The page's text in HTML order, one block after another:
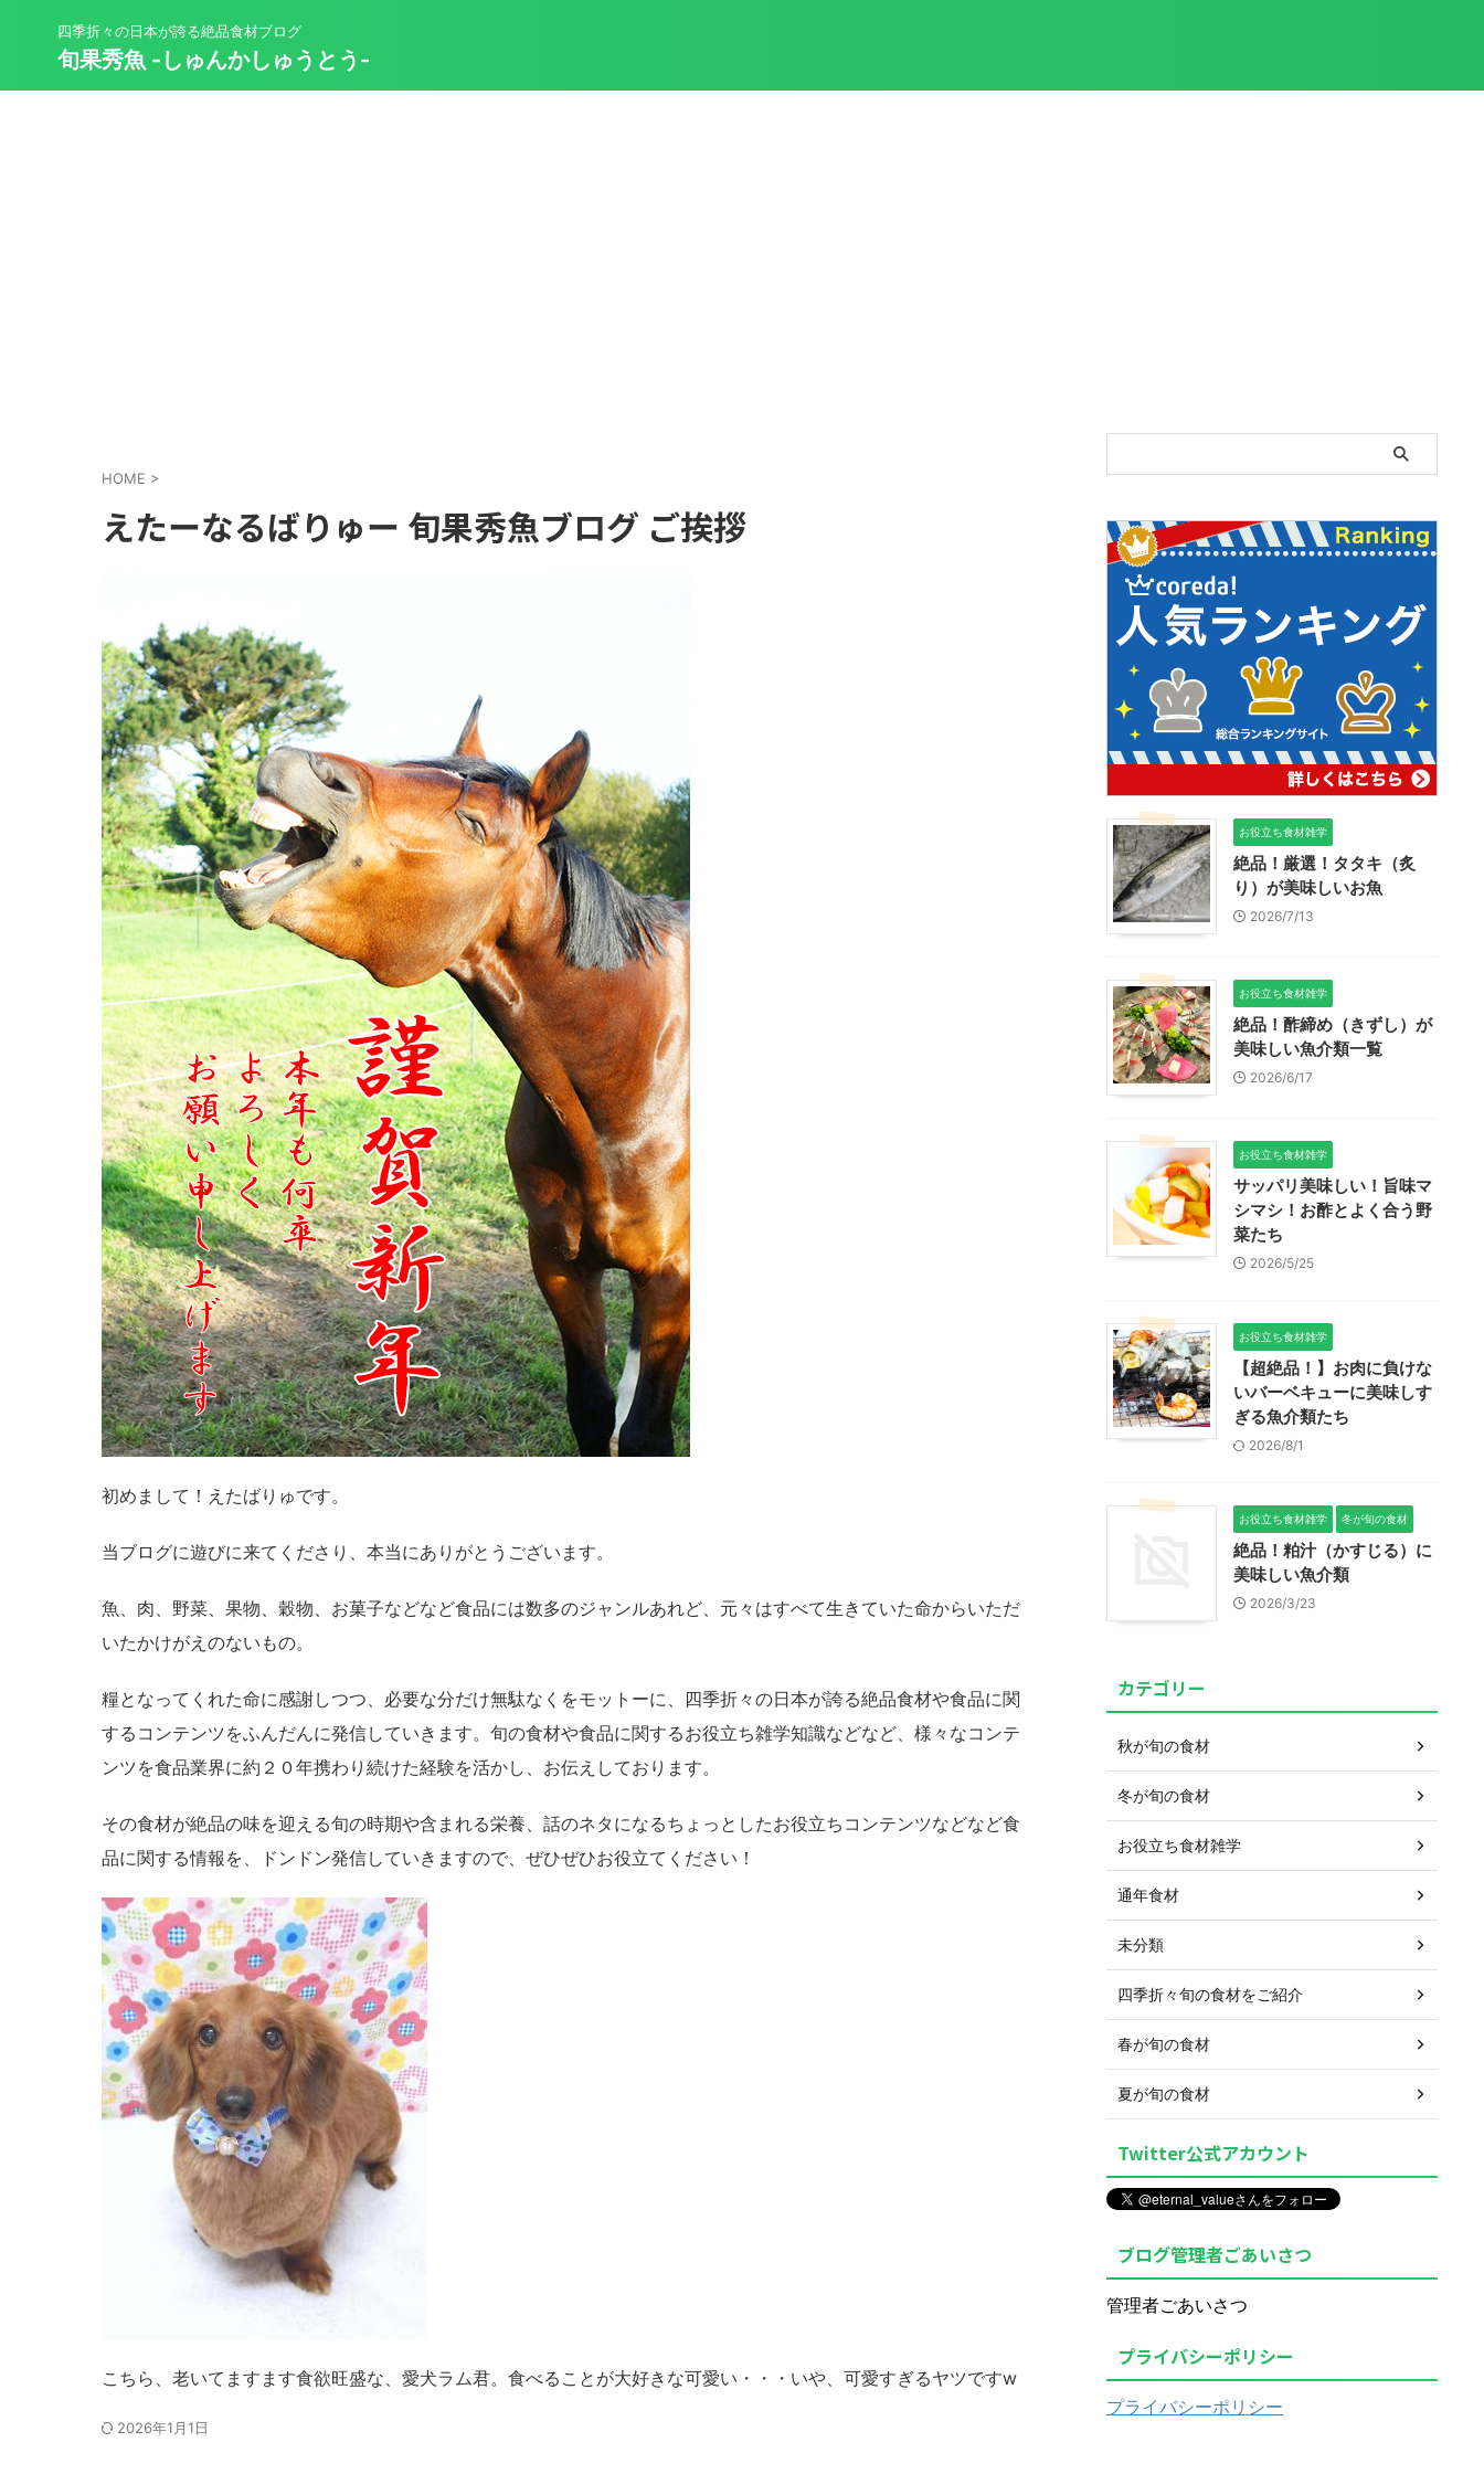
四季折々の日本が誇る絶品食材ブログ
旬果秀魚 -しゅんかしゅうとう-
HOME >
えたーなるばりゅー 旬果秀魚ブログ ご挨拶
初めまして！えたばりゅです。
当ブログに遊びに来てくださり、本当にありがとうございます。
魚、肉、野菜、果物、穀物、お菓子などなど食品には数多のジャンルあれど、元々はすべて生きていた命からいただ
いたかけがえのないもの。
糧となってくれた命に感謝しつつ、必要な分だけ無駄なくをモットーに、四季折々の日本が誇る絶品食材や食品に関
するコンテンツをふんだんに発信していきます。旬の食材や食品に関するお役立ち雑学知識などなど、様々なコンテ
ンツを食品業界に約２０年携わり続けた経験を活かし、お伝えしております。
その食材が絶品の味を迎える旬の時期や含まれる栄養、話のネタになるちょっとしたお役立ちコンテンツなどなど食
品に関する情報を、ドンドン発信していきますので、ぜひぜひお役立てください！
こちら、老いてますます食欲旺盛な、愛犬ラム君。食べることが大好きな可愛い・・・いや、可愛すぎるヤツですw
2026年1月1日
お役立ち食材雑学
絶品！厳選！タタキ（炙
り）が美味しいお魚
2026/7/13
お役立ち食材雑学
絶品！酢締め（きずし）が
美味しい魚介類一覧
2026/6/17
お役立ち食材雑学
サッパリ美味しい！旨味マ
シマシ！お酢とよく合う野
菜たち
2026/5/25
お役立ち食材雑学
【超絶品！】お肉に負けな
いバーベキューに美味しす
ぎる魚介類たち
2026/8/1
お役立ち食材雑学 冬が旬の食材
絶品！粕汁（かすじる）に
美味しい魚介類
2026/3/23
カテゴリー
秋が旬の食材
冬が旬の食材
お役立ち食材雑学
通年食材
未分類
四季折々旬の食材をご紹介
春が旬の食材
夏が旬の食材
Twitter公式アカウント
ブログ管理者ごあいさつ
管理者ごあいさつ
プライバシーポリシー
プライバシーポリシー